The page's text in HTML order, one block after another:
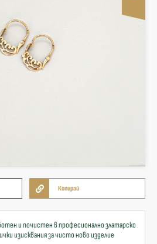
Копирай
и почистен в професионално златарско
изисквания за чисто ново изделие